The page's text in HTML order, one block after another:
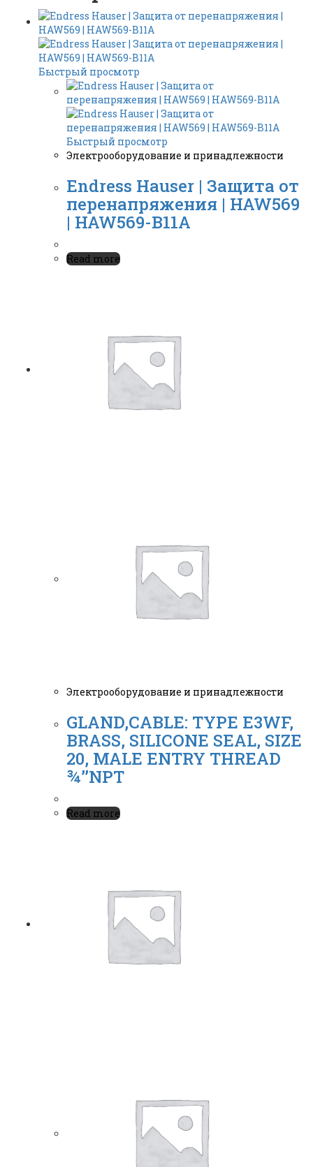
Быстрый просмотр
Быстрый просмотр
Электрооборудование и принадлежности
Endress Hauser | Защита от
перенапряжения | HAW569
| HAW569-B11A
Read more
Электрооборудование и принадлежности
GLAND,CABLE: TYPE E3WF,
BRASS, SILICONE SEAL, SIZE
20, MALE ENTRY THREAD
¾’’NPT
Read more